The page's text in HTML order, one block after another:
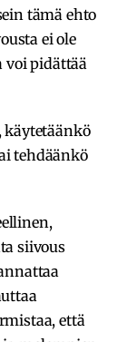
tämä ehto
ei ole
voi pidättää
käytetäänkö
tehdäänkö
siivous
että